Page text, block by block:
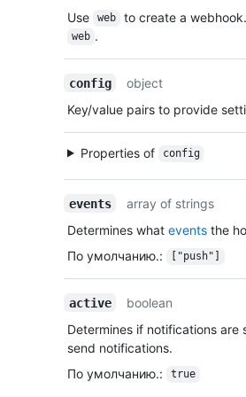
Use
web to create a
web .
config
object
Key/value pairs to provide
Properties of config
events
array of strings
Determines what events the
По умолчанию.: ["push"]
active
boolean
Determines if notifications
send notifications.
По умолчанию.: true